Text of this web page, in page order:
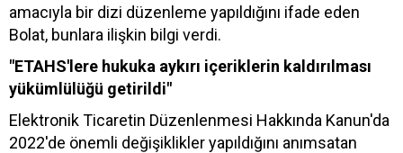
amacıyla bir dizi düzenleme yapıldığını ifade eden
Bolat, bunlara ilişkin bilgi verdi.
"ETAHS'lere hukuka aykırı içeriklerin kaldırılması
yükümlülüğü getirildi"
Elektronik Ticaretin Düzenlenmesi Hakkında Kanun'da
2022'de önemli değişiklikler yapıldığını anımsatan